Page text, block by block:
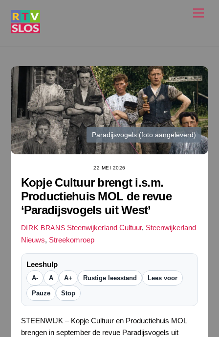
Paradijsvogels (foto aangeleverd)
22 MEI 2026
Kopje Cultuur brengt i.s.m.
Productiehuis MOL de revue
‘Paradijsvogels uit West’
DIRK BRANS Steenwijkerland Cultuur, Steenwijkerland
Nieuws, Streekomroep
Leeshulp
A- A A+ Rustige leesstand Lees voor
Pauze Stop
STEENWIJK – Kopje Cultuur en Productiehuis MOL
brengen in september de revue Paradijsvogels uit